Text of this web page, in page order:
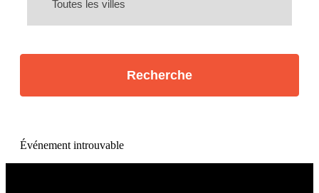
Événement introuvable